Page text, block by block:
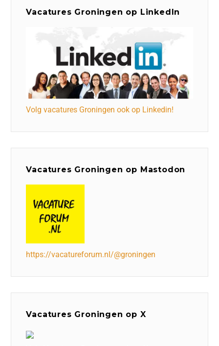
Vacatures Groningen op LinkedIn
Volg vacatures Groningen ook op Linkedin!
Vacatures Groningen op Mastodon
https://vacatureforum.nl/@groningen
Vacatures Groningen op X